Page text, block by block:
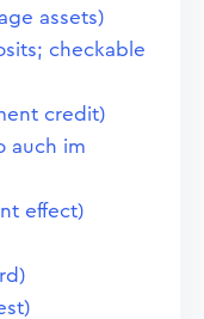
assets)
checkable
credit)
auch im
effect)